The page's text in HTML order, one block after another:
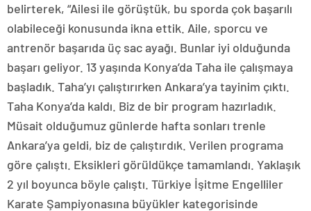
belirterek, “Ailesi ile görüştük, bu sporda çok başarılı
olabileceği konusunda ikna ettik. Aile, sporcu ve
antrenör başarıda üç sac ayağı. Bunlar iyi olduğunda
başarı geliyor. 13 yaşında Konya’da Taha ile çalışmaya
başladık. Taha’yı çalıştırırken Ankara’ya tayinim çıktı.
Taha Konya’da kaldı. Biz de bir program hazırladık.
Müsait olduğumuz günlerde hafta sonları trenle
Ankara’ya geldi, biz de çalıştırdık. Verilen programa
göre çalıştı. Eksikleri görüldükçe tamamlandı. Yaklaşık
2 yıl boyunca böyle çalıştı. Türkiye İşitme Engelliler
Karate Şampiyonasına büyükler kategorisinde